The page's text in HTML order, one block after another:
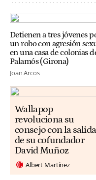
Detienen a tres jóvenes
un robo con agresión
en una casa de colonias
Palamós (Girona)
Joan Arcos
Wallapop
revoluciona su
consejo con la salida
de su cofundador
David Muñoz
Albert Martínez